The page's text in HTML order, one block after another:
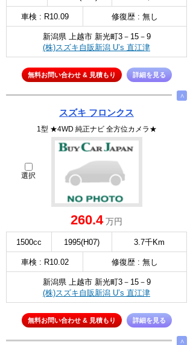
車検 : R10.09 修復歴 : 無し
新潟県 上越市 新光町3－15－9
(株)スズキ自販新潟 U’s 直江津
無料お問い合わせ & 見積もり 詳細を見る
∧
スズキ フロンクス
1型 ★4WD 純正ナビ 全方位カメラ★
選択
260.4万円
1500cc 1995(H07) 3.7千Km
車検 : R10.02 修復歴 : 無し
新潟県 上越市 新光町3－15－9
(株)スズキ自販新潟 U’s 直江津
無料お問い合わせ & 見積もり 詳細を見る
∧